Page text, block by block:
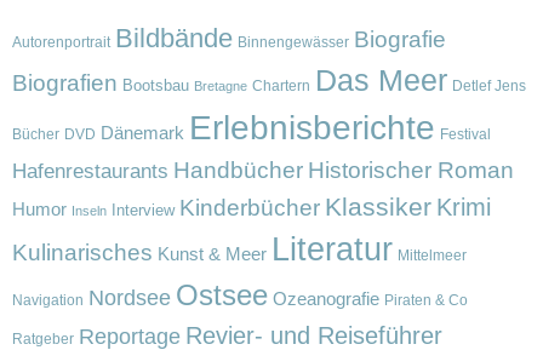
Autorenportrait Bildbände Binnengewässer Biografie
Biografien Bootsbau Bretagne Chartern Das Meer Detlef Jens
Bücher DVD Dänemark Erlebnisberichte Festival
Hafenrestaurants Handbücher Historischer Roman
Humor Inseln Interview Kinderbücher Klassiker Krimi
Kulinarisches Kunst & Meer Literatur Mittelmeer
Navigation Nordsee Ostsee Ozeanografie Piraten & Co
Ratgeber Reportage Revier- und Reiseführer